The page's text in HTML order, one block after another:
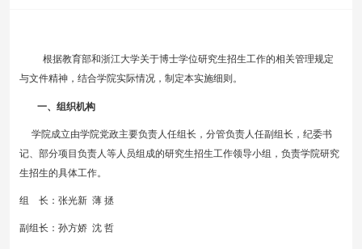
根据教育部和浙江大学关于博士学位研究生招生工作的相关管理规定
与文件精神，结合学院实际情况，制定本实施细则。
一、组织机构
学院成立由学院党政主要负责人任组长，分管负责人任副组长，纪委书
记、部分项目负责人等人员组成的研究生招生工作领导小组，负责学院研究
生招生的具体工作。
组 长：张光新 薄 拯
副组长：孙方娇 沈 哲